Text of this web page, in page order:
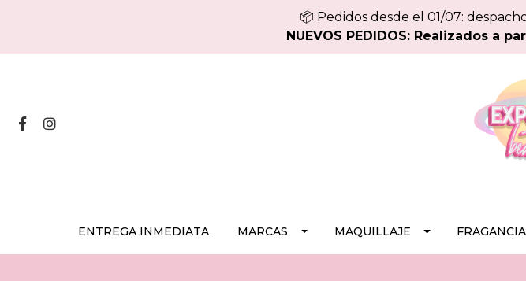
📦 Pedidos desde el 01/07:
NUEVOS PEDIDOS: Realizados a
ENTREGA INMEDIATA MARCAS MAQUILLAJE